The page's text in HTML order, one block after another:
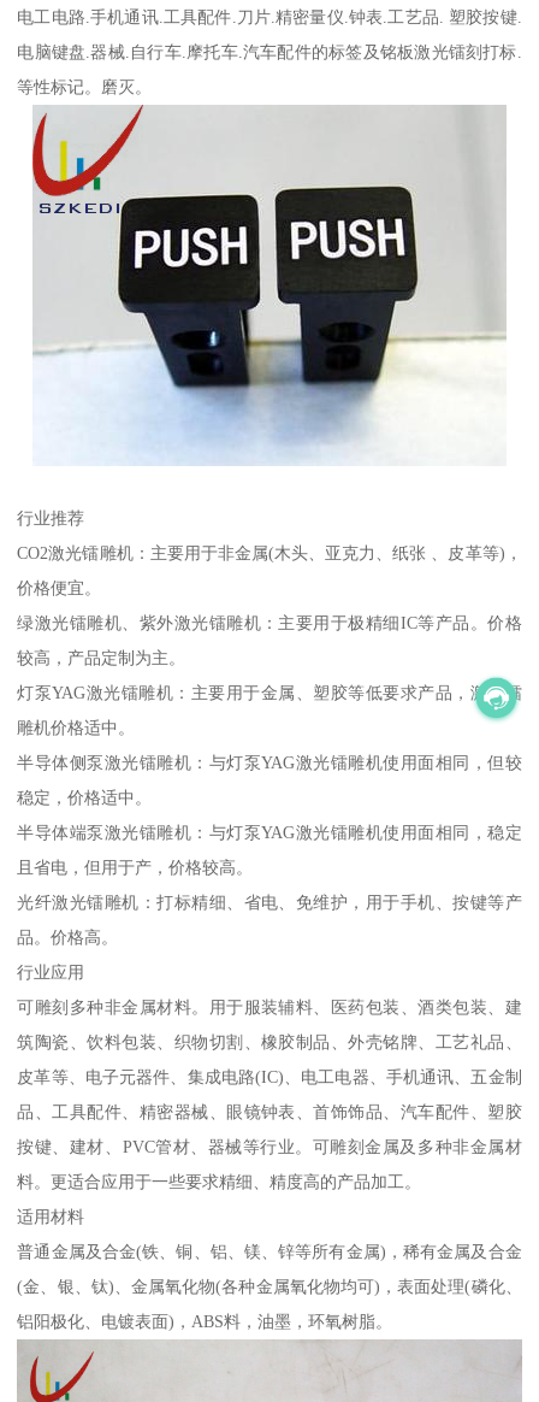
电工电路.手机通讯.工具配件.刀片.精密量仪.钟表.工艺品. 塑胶按键.
电脑键盘.器械.自行车.摩托车.汽车配件的标签及铭板激光镭刻打标.
等性标记。磨灭。
行业推荐
CO2激光镭雕机：主要用于非金属(木头、亚克力、纸张 、皮革等)，
价格便宜。
绿激光镭雕机、紫外激光镭雕机：主要用于极精细IC等产品。价格
较高，产品定制为主。
灯泵YAG激光镭雕机：主要用于金属、塑胶等低要求产品，激光镭
雕机价格适中。
半导体侧泵激光镭雕机：与灯泵YAG激光镭雕机使用面相同，但较
稳定，价格适中。
半导体端泵激光镭雕机：与灯泵YAG激光镭雕机使用面相同，稳定
且省电，但用于产，价格较高。
光纤激光镭雕机：打标精细、省电、免维护，用于手机、按键等产
品。价格高。
行业应用
可雕刻多种非金属材料。用于服装辅料、医药包装、酒类包装、建
筑陶瓷、饮料包装、织物切割、橡胶制品、外壳铭牌、工艺礼品、
皮革等、电子元器件、集成电路(IC)、电工电器、手机通讯、五金制
品、工具配件、精密器械、眼镜钟表、首饰饰品、汽车配件、塑胶
按键、建材、PVC管材、器械等行业。可雕刻金属及多种非金属材
料。更适合应用于一些要求精细、精度高的产品加工。
适用材料
普通金属及合金(铁、铜、铝、镁、锌等所有金属)，稀有金属及合金
(金、银、钛)、金属氧化物(各种金属氧化物均可)，表面处理(磷化、
铝阳极化、电镀表面)，ABS料，油墨，环氧树脂。